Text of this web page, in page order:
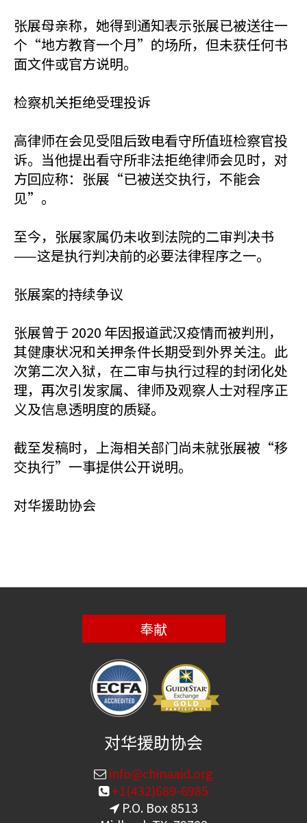
张展母亲称，她得到通知表示张展已被送往一
个“地方教育一个月”的场所，但未获任何书
面文件或官方说明。
检察机关拒绝受理投诉
高律师在会见受阻后致电看守所值班检察官投
诉。当他提出看守所非法拒绝律师会见时，对
方回应称：张展“已被送交执行，不能会
见”。
至今，张展家属仍未收到法院的二审判决书
——这是执行判决前的必要法律程序之一。
张展案的持续争议
张展曾于 2020 年因报道武汉疫情而被判刑，
其健康状况和关押条件长期受到外界关注。此
次第二次入狱，在二审与执行过程的封闭化处
理，再次引发家属、律师及观察人士对程序正
义及信息透明度的质疑。
截至发稿时，上海相关部门尚未就张展被“移
交执行”一事提供公开说明。
对华援助协会
奉献
对华援助协会
info@chinaaid.org
+1(432)689-6985
P.O. Box 8513